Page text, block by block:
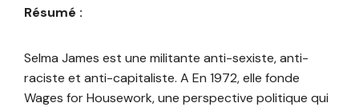
Résumé :
Selma James est une militante anti-sexiste, anti-
raciste et anti-capitaliste. A En 1972, elle fonde
Wages for Housework, une perspective politique qui